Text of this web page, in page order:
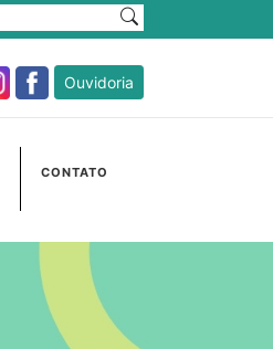
Ouvidoria
CONTATO